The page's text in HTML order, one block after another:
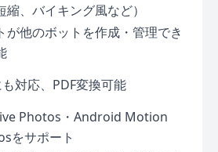
縮、バイキング風など）
が他のボットを作成・管理でき
対応、PDF変換可能
Photos・Android Motion
をサポート